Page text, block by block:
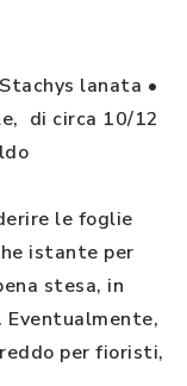
lanata •
di circa 10/12
le foglie
istante per
stesa, in
Eventualmente,
per fioristi,